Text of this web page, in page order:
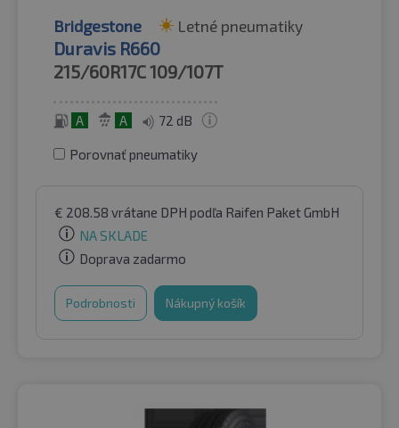
Bridgestone Letné pneumatiky
Duravis R660
215/60R17C109/107T
A A 72 dB
Porovnať pneumatiky
€ 208.58 vrátane DPH podľa Raifen Paket GmbH
NA SKLADE
Doprava zadarmo
Podrobnosti Nákupný košík